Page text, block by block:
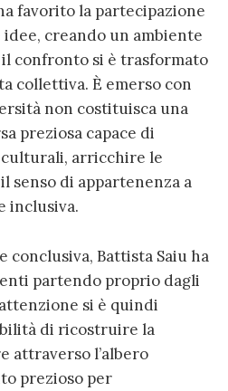
favorito la partecipazione
creando un ambiente
confronto si è trasformato
collettiva. È emerso con
non costituisca una
preziosa capace di
arricchire le
senso di appartenenza a
inclusiva.
conclusiva, Battista Saiu ha
partendo proprio dagli
si è quindi
di ricostruire la
attraverso l’albero
prezioso per